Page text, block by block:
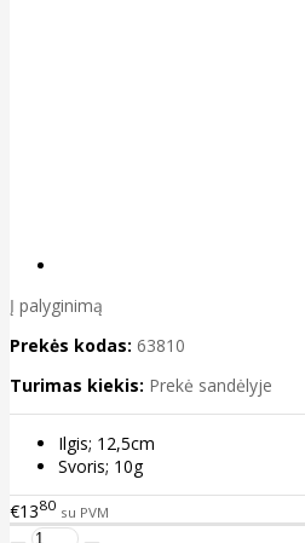
Į palyginimą
Prekės kodas: 63810
Turimas kiekis: Prekė sandėlyje
Ilgis; 12,5cm
Svoris; 10g
€1380 su PVM